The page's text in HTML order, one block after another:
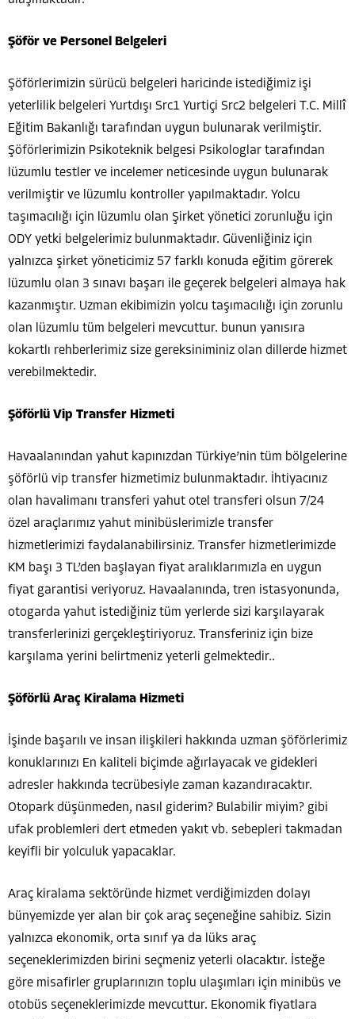
Şöför ve Personel Belgeleri
Şöförlerimizin sürücü belgeleri haricinde istediğimiz işi
yeterlilik belgeleri Yurtdışı Src1 Yurtiçi Src2 belgeleri T.C. Millî
Eğitim Bakanlığı tarafından uygun bulunarak verilmiştir.
Şöförlerimizin Psikoteknik belgesi Psikologlar tarafından
lüzumlu testler ve incelemer neticesinde uygun bulunarak
verilmiştir ve lüzumlu kontroller yapılmaktadır. Yolcu
taşımacılığı için lüzumlu olan Şirket yönetici zorunluğu için
ODY yetki belgelerimiz bulunmaktadır. Güvenliğiniz için
yalnızca şirket yöneticimiz 57 farklı konuda eğitim görerek
lüzumlu olan 3 sınavı başarı ile geçerek belgeleri almaya hak
kazanmıştır. Uzman ekibimizin yolcu taşımacılığı için zorunlu
olan lüzumlu tüm belgeleri mevcuttur. bunun yanısıra
kokartlı rehberlerimiz size gereksiniminiz olan dillerde hizmet
verebilmektedir.
Şöförlü Vip Transfer Hizmeti
Havaalanından yahut kapınızdan Türkiye’nin tüm bölgelerine
şöförlü vip transfer hizmetimiz bulunmaktadır. İhtiyacınız
olan havalimanı transferi yahut otel transferi olsun 7/24
özel araçlarımız yahut minibüslerimizle transfer
hizmetlerimizi faydalanabilirsiniz. Transfer hizmetlerimizde
KM başı 3 TL’den başlayan fiyat aralıklarımızla en uygun
fiyat garantisi veriyoruz. Havaalanında, tren istasyonunda,
otogarda yahut istediğiniz tüm yerlerde sizi karşılayarak
transferlerinizi gerçekleştiriyoruz. Transferiniz için bize
karşılama yerini belirtmeniz yeterli gelmektedir..
Şöförlü Araç Kiralama Hizmeti
İşinde başarılı ve insan ilişkileri hakkında uzman şöförlerimiz
konuklarınızı En kaliteli biçimde ağırlayacak ve gidekleri
adresler hakkında tecrübesiyle zaman kazandıracaktır.
Otopark düşünmeden, nasıl giderim? Bulabilir miyim? gibi
ufak problemleri dert etmeden yakıt vb. sebepleri takmadan
keyifli bir yolculuk yapacaklar.
Araç kiralama sektöründe hizmet verdiğimizden dolayı
bünyemizde yer alan bir çok araç seçeneğine sahibiz. Sizin
yalnızca ekonomik, orta sınıf ya da lüks araç
seçeneklerimizden birini seçmeniz yeterli olacaktır. İsteğe
göre misafirler gruplarınızın toplu ulaşımları için minibüs ve
otobüs seçeneklerimizde mevcuttur. Ekonomik fiyatlara